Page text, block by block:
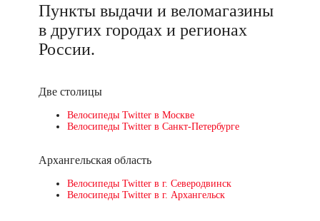
Пункты выдачи и веломагазины
в других городах и регионах
России.
Две столицы
Велосипеды Twitter в Москве
Велосипеды Twitter в Санкт-Петербурге
Архангельская область
Велосипеды Twitter в г. Северодвинск
Велосипеды Twitter в г. Архангельск